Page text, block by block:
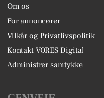
Om os
For annoncører
Vilkår og Privatlivspolitik
Kontakt VORES Digital
Administrer samtykke